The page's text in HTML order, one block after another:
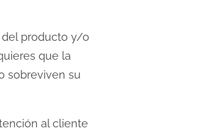
del producto y/o
que la
sobreviven su
al cliente